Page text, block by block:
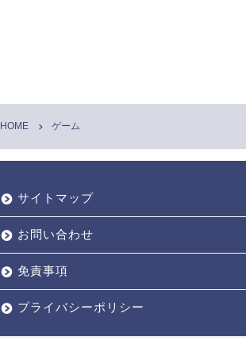
HOME ゲーム
サイトマップ
お問い合わせ
免責事項
プライバシーポリシー